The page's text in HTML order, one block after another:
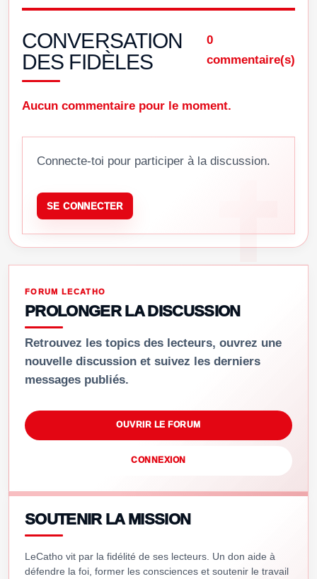
CONVERSATION
DES FIDÈLES
0
commentaire(s)
Aucun commentaire pour le moment.
Connecte-toi pour participer à la discussion.
SE CONNECTER
FORUM LECATHO
PROLONGER LA DISCUSSION
Retrouvez les topics des lecteurs, ouvrez une
nouvelle discussion et suivez les derniers
messages publiés.
OUVRIR LE FORUM
CONNEXION
SOUTENIR LA MISSION
LeCatho vit par la fidélité de ses lecteurs. Un don aide à
défendre la foi, former les consciences et soutenir le travail